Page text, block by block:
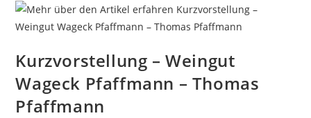
Kurzvorstellung – Weingut
Wageck Pfaffmann – Thomas
Pfaffmann